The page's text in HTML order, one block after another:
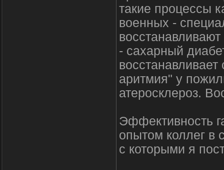
такие процессы
военных -
- сахарный
аритмия" у
атеросклероз.
Эффективность
опытом коллег в
с которыми я